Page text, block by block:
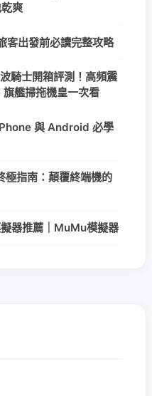
爽
客出發前必讀完整攻略
騎士開箱評測！高頻震
艦掃拖機皇一次看
與 Android 必學
指南：顛覆終端機的
器推薦｜MuMu模擬器